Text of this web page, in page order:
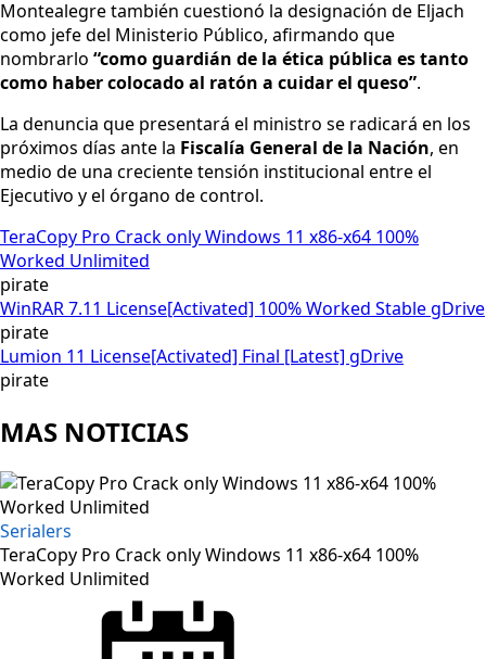
Montealegre también cuestionó la designación de Eljach
como jefe del Ministerio Público, afirmando que
nombrarlo “como guardián de la ética pública es tanto
como haber colocado al ratón a cuidar el queso”.
La denuncia que presentará el ministro se radicará en los
próximos días ante la Fiscalía General de la Nación, en
medio de una creciente tensión institucional entre el
Ejecutivo y el órgano de control.
TeraCopy Pro Crack only Windows 11 x86-x64 100%
Worked Unlimited
pirate
WinRAR 7.11 License[Activated] 100% Worked Stable gDrive
pirate
Lumion 11 License[Activated] Final [Latest] gDrive
pirate
MAS NOTICIAS
Serialers
TeraCopy Pro Crack only Windows 11 x86-x64 100%
Worked Unlimited